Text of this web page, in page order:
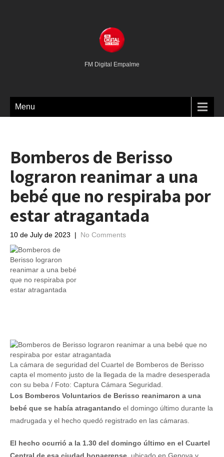
FM Digital Empalme
Menu
Bomberos de Berisso
lograron reanimar a una
bebé que no respiraba por
estar atragantada
10 de July de 2023 | No Comments
La cámara de seguridad del Cuartel de Bomberos de Berisso
capta el momento justo de la llegada de la madre desesperada
con su beba / Foto: Captura Cámara Seguridad.
Los Bomberos Voluntarios de Berisso reanimaron a una
bebé que se había atragantando el domingo último durante la
madrugada y el hecho quedó registrado en las cámaras.
El hecho ocurrió a la 1.30 del domingo último en el Cuartel